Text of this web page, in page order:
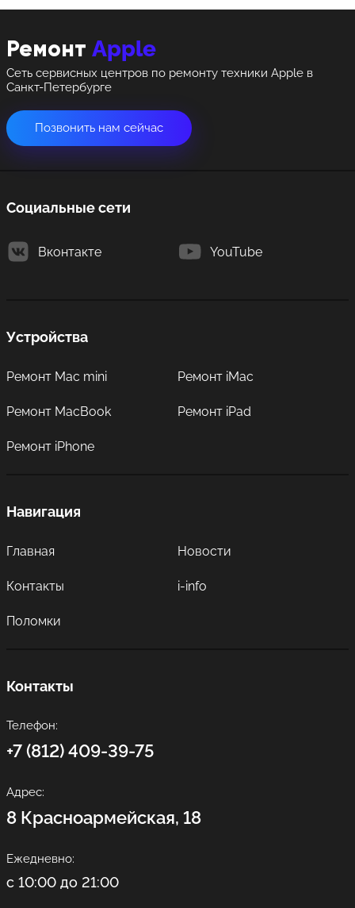
Ремонт Apple
Сеть сервисных центров по ремонту техники Apple в
Санкт-Петербурге
Позвонить нам сейчас
Социальные сети
Вконтакте YouTube
Устройства
Ремонт Mac mini Ремонт iMac
Ремонт MacBook Ремонт iPad
Ремонт iPhone
Навигация
Главная Новости
Контакты i-info
Поломки
Контакты
Телефон:
+7 (812) 409-39-75
Адрес:
8 Красноармейская, 18
Ежедневно:
с 10:00 до 21:00